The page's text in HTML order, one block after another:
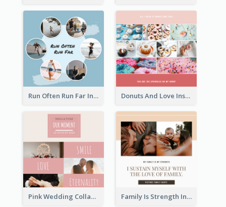
Run Often Run Far Instagram Post Donuts And Love Instagram Post
Pink Wedding Collage Instagram Post Family Is Strength Instagram Post